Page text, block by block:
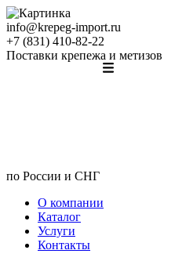
info@krepeg-import.ru
+7 (831) 410-82-22
Поставки крепежа и метизов
по России и СНГ
О компании
Каталог
Услуги
Контакты